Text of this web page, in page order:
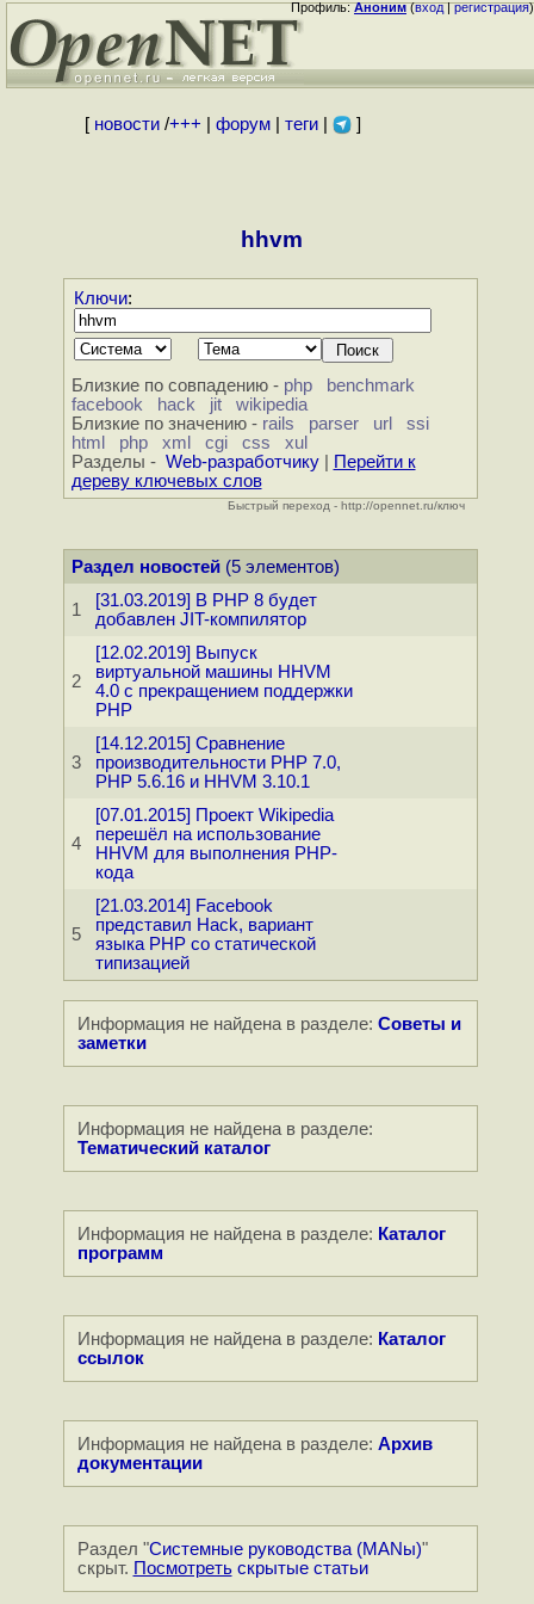
Профиль:Аноним(вход|регистрация)
[ новости/+++ форум| теги| ]
hhvm
Ключи:
Близкие по совпадению - php
benchmark
facebook
hack jit
wikipedia
Близкие по значению - rails parser url
ssi
html
php xml cgi css
xul
Разделы - Web-разработчику|
Перейти к
дереву ключевых слов
Быстрый переход - http://opennet.ru/ключ
Раздел новостей(5 элементов)
1
[31.03.2019] В PHP 8 будет
добавлен JIT-компилятор
2
[12.02.2019] Выпуск
виртуальной машины HHVM
4.0 с прекращением поддержки
PHP
3
[14.12.2015] Сравнение
производительности PHP 7.0,
PHP 5.6.16 и HHVM 3.10.1
4
[07.01.2015] Проект Wikipedia
перешёл на использование
HHVM для выполнения PHP-
кода
5
[21.03.2014] Facebook
представил Hack, вариант
языка PHP со статической
типизацией
Информация не найдена в разделе: Советы и
заметки
Информация не найдена в разделе:
Тематический каталог
Информация не найдена в разделе: Каталог
программ
Информация не найдена в разделе: Каталог
ссылок
Информация не найдена в разделе: Архив
документации
Раздел "Системные руководства (MANы)"
скрыт. Посмотретьскрытые статьи